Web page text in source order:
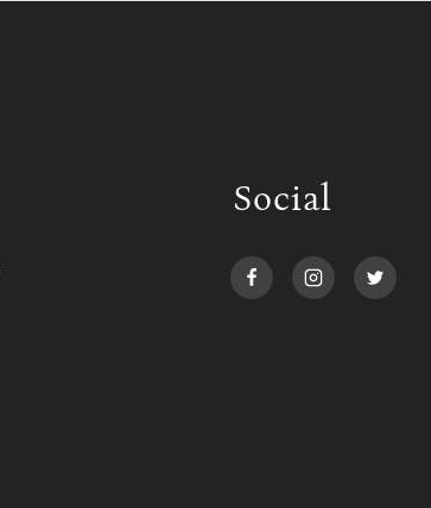
Social